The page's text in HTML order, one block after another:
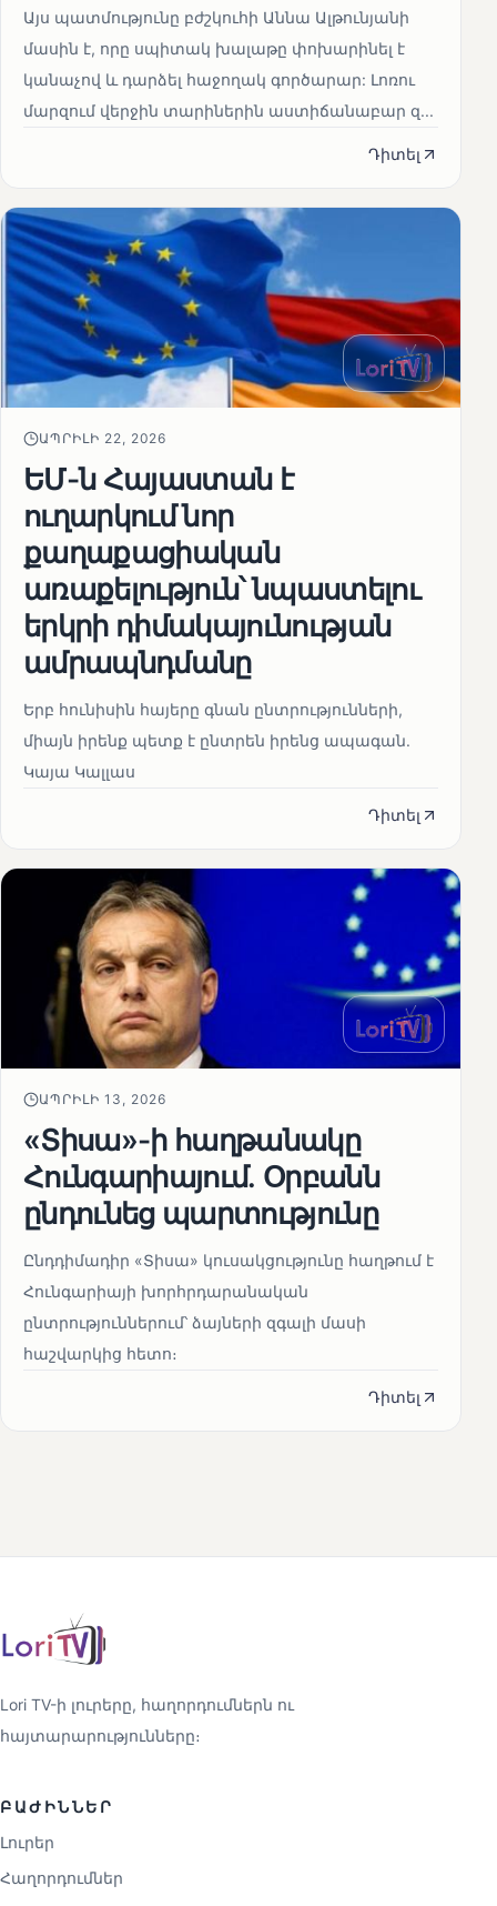
Այս պատմությունը բժշկուհի Աննա Ալթունյանի
մասին է, որը սպիտակ խալաթը փոխարինել է
կանաչով և դարձել հաջողակ գործարար: Լոռու
մարզում վերջին տարիներին աստիճանաբար զ...
Դիտել
ԱՊՐԻԼԻ 22, 2026
ԵՄ-ն Հայաստան է
ուղարկում նոր
քաղաքացիական
առաքելություն՝ նպաստելու
երկրի դիմակայունության
ամրապնդմանը
Երբ հունիսին հայերը գնան ընտրությունների,
միայն իրենք պետք է ընտրեն իրենց ապագան.
Կայա Կալլաս
Դիտել
ԱՊՐԻԼԻ 13, 2026
«Տիսա»-ի հաղթանակը
Հունգարիայում․ Օրբանն
ընդունեց պարտությունը
Ընդդիմադիր «Տիսա» կուսակցությունը հաղթում է
Հունգարիայի խորհրդարանական
ընտրություններում՝ ձայների զգալի մասի
հաշվարկից հետո։
Դիտել
Lori TV-ի լուրերը, հաղորդումներն ու
հայտարարությունները։
ԲԱԺԻՆՆԵՐ
Լուրեր
Հաղորդումներ